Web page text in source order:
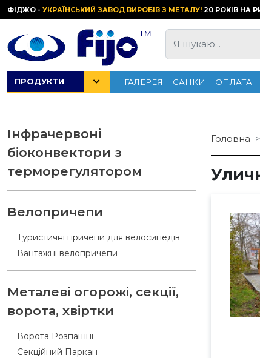
ФІДЖО - УКРАЇНСЬКИЙ ЗАВОД ВИРОБІВ З МЕТАЛУ! 20 РОКІВ НА
ПРОДУКТИ ГАЛЕРЕЯ САНКИ ОПЛАТА
Інфрачервоні
біоконвектори з
терморегулятором
Велопричепи
Туристичні причепи для велосипедів
Вантажні велопричепи
Металеві огорожі, секції,
ворота, хвіртки
Ворота Розпашні
Секційний Паркан
Головна